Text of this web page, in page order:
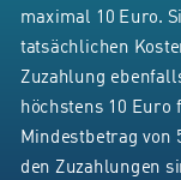
maximal 10 Euro.
tatsächlichen
Zuzahlung
höchstens 10 Euro
Mindestbetrag von
den Zuzahlungen